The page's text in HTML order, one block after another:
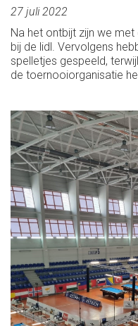
27 juli 2022
Na het ontbijt zijn we
bij de lidl. Vervolgens
spelletjes gespeeld,
de toernooiorganisatie